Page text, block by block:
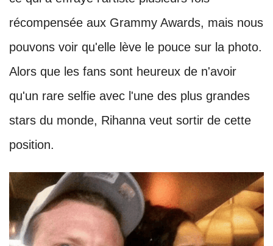
récompensée aux Grammy Awards, mais nous
pouvons voir qu'elle lève le pouce sur la photo.
Alors que les fans sont heureux de n'avoir
qu'un rare selfie avec l'une des plus grandes
stars du monde, Rihanna veut sortir de cette
position.